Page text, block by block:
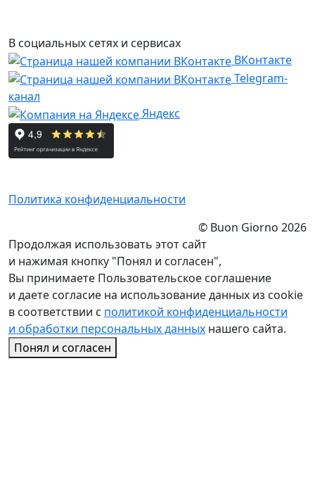
В социальных сетях и сервисах
ВКонтакте
Telegram-
канал
Яндекс
Политика конфиденциальности
© Buon Giorno 2026
Продолжая использовать этот сайт
и нажимая кнопку "Понял и согласен",
Вы принимаете Пользовательское соглашение
и даете согласие на использование данных из cookie
в соответствии с политикой конфиденциальности
и обработки персональных данных нашего сайта.
Понял и согласен